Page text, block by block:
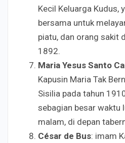
Kecil Keluarga Kudus,
bersama untuk
piatu, dan orang sakit
1892.
Maria Yesus Santo
Kapusin Maria Tak
Sisilia pada tahun
sebagian besar waktu
malam, di depan
César de Bus: imam